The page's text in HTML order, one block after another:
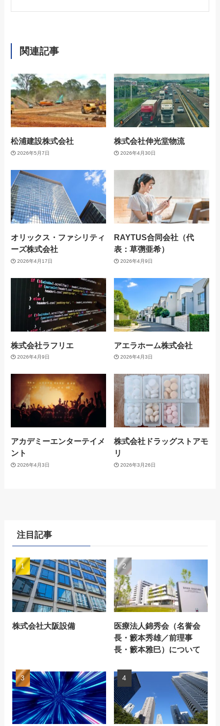
関連記事
松浦建設株式会社
2026年5月7日
株式会社伸光堂物流
2026年4月30日
オリックス・ファシリティ
ーズ株式会社
2026年4月17日
RAYTUS合同会社（代
表：草彅亜希）
2026年4月9日
株式会社ラフリエ
2026年4月9日
アエラホーム株式会社
2026年4月3日
アカデミーエンターテイメ
ント
2026年4月3日
株式会社ドラッグストアモ
リ
2026年3月26日
注目記事
株式会社大阪設備
医療法人錦秀会（名誉会
長・籔本秀雄／前理事
長・籔本雅巳）について